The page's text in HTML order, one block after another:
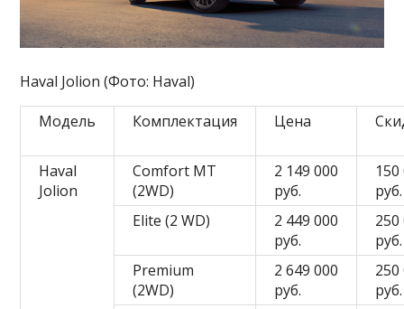
Haval Jolion (Фото: Haval)
Модель
Комплектация Цена
Haval
Jolion
Comfort MT
(2WD)
2 149 000
руб.
руб.
Elite (2 WD)
2 449 000
руб.
250
руб.
Premium
(2WD)
2 649 000
руб.
250
руб.